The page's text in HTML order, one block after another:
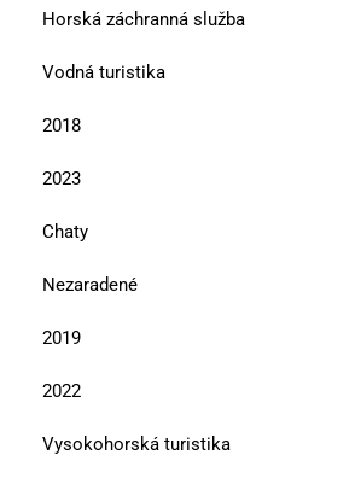
Horská záchranná služba
Vodná turistika
2018
2023
Chaty
Nezaradené
2019
2022
Vysokohorská turistika